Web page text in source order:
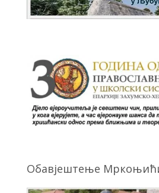
Обавјештење